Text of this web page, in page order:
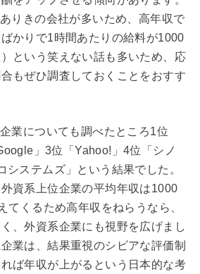
りきの会社が多いため、高年収で
かりで1時間あたりの給料が1000
という笑えない話も多いため、応
もぜひ調査しておくことをおすす
業についても調べたところ1位
」3位「Yahoo!」4位「シノ
システムズ」という結果でした。
資系上位企業の平均年収は1000
てくるため高年収をねらうなら、
、外資系企業にも視野を広げまし
業は、結果重視のシビアな評価制
ば年収が上がるという日本的な考